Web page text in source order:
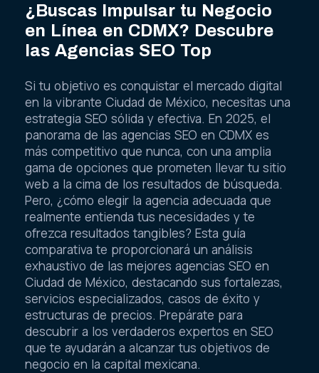
¿Buscas Impulsar tu Negocio
en Línea en CDMX? Descubre
las Agencias SEO Top
Si tu objetivo es conquistar el mercado digital
en la vibrante Ciudad de México, necesitas una
estrategia SEO sólida y efectiva. En 2025, el
panorama de las agencias SEO en CDMX es
más competitivo que nunca, con una amplia
gama de opciones que prometen llevar tu sitio
web a la cima de los resultados de búsqueda.
Pero, ¿cómo elegir la agencia adecuada que
realmente entienda tus necesidades y te
ofrezca resultados tangibles? Esta guía
comparativa te proporcionará un análisis
exhaustivo de las mejores agencias SEO en
Ciudad de México, destacando sus fortalezas,
servicios especializados, casos de éxito y
estructuras de precios. Prepárate para
descubrir a los verdaderos expertos en SEO
que te ayudarán a alcanzar tus objetivos de
negocio en la capital mexicana.